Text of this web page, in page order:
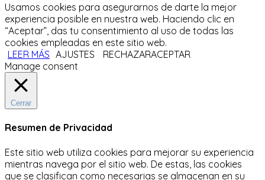
Usamos cookies para asegurarnos de darte la mejor
experiencia posible en nuestra web. Haciendo clic en
“Aceptar”, das tu consentimiento al uso de todas las
cookies empleadas en este sitio web.
LEER MÁS AJUSTES RECHAZARACEPTAR
Manage consent
Cerrar
Resumen de Privacidad
Este sitio web utiliza cookies para mejorar su experiencia
mientras navega por el sitio web. De estas, las cookies
que se clasifican como necesarias se almacenan en su